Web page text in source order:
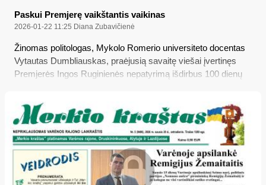
Paskui Premjerę vaikštantis vaikinas
2026-01-22 11:25 Diana Zubavičienė
Žinomas politologas, Mykolo Romerio universiteto docentas
Vytautas Dumbliauskas, praėjusią savaitę viešai įvertinęs
Premjerės Ingos Ruginienės nepatyrimą išdirbus 100 dienų
jaunus vaikinus“ – Ministrės Pirmininkės patarėjus (vienas iš
jų – ir mūsų rajono tarybos narys socialdemokratas Povilas
Saulevičius), kurie, politologo nuomone, vargu ar gali būti
pasiruošę eiti šias atsakingas pareigas...